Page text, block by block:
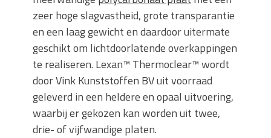
zeer hoge slagvastheid, grote transparantie
en een laag gewicht en daardoor uitermate
geschikt om lichtdoorlatende overkappingen
te realiseren. Lexan™ Thermoclear™ wordt
door Vink Kunststoffen BV uit voorraad
geleverd in een heldere en opaal uitvoering,
waarbij er gekozen kan worden uit twee,
drie- of vijfwandige platen.